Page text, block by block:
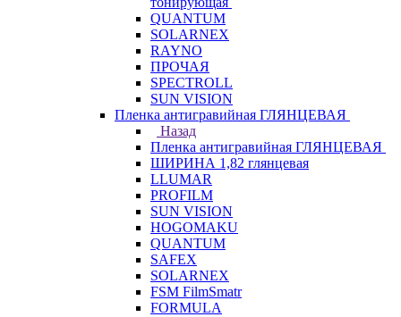
QUANTUM
SOLARNEX
RAYNO
ПРОЧАЯ
SPECTROLL
SUN VISION
Пленка антигравийная ГЛЯНЦЕВАЯ
Назад
Пленка антигравийная ГЛЯНЦЕВАЯ
ШИРИНА 1,82 глянцевая
LLUMAR
PROFILM
SUN VISION
HOGOMAKU
QUANTUM
SAFEX
SOLARNEX
FSM FilmSmatr
FORMULA